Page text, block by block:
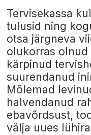
Tervisekassa
tulusid ning
otsa järgneva
olukorras olnud
kärpinud
suurendanud
Mõlemad
halvendanud
ebavõrdsust,
välja uues